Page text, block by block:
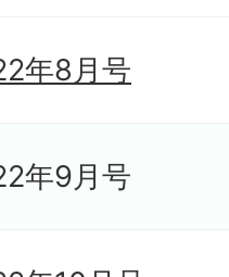
年8月号
年9月号